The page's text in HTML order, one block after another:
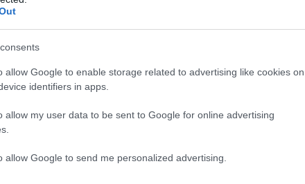
allow Google to enable storage related to advertising like cookies on
identifiers in apps.
allow my user data to be sent to Google for online advertising
allow Google to send me personalized advertising.
de Siena, es que esta ciudad de la
particularmente sugerente. De hecho,
tangibles, y es evidente cómo los residuos
caracterizan la ciudad de Siena: así